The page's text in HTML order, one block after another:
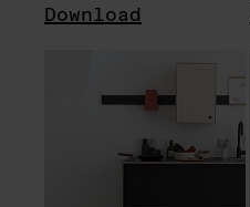
Download